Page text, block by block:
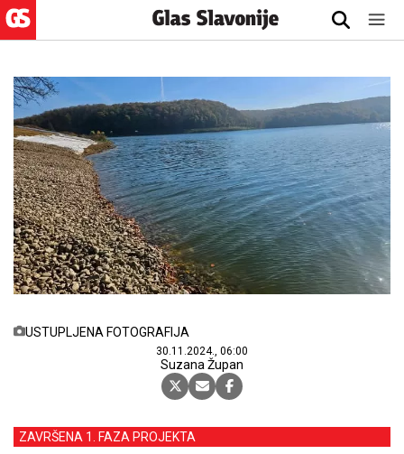
USTUPLJENA FOTOGRAFIJA
30.11.2024., 06:00
Suzana Župan
ZAVRŠENA 1. FAZA PROJEKTA